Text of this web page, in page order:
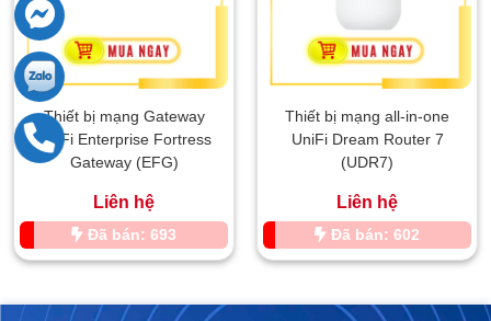
Thiết bị mạng Gateway
UniFi Enterprise Fortress
Gateway (EFG)
Liên hệ
Đã bán: 693
Thiết bị mạng all-in-one
UniFi Dream Router 7
(UDR7)
Liên hệ
Đã bán: 602